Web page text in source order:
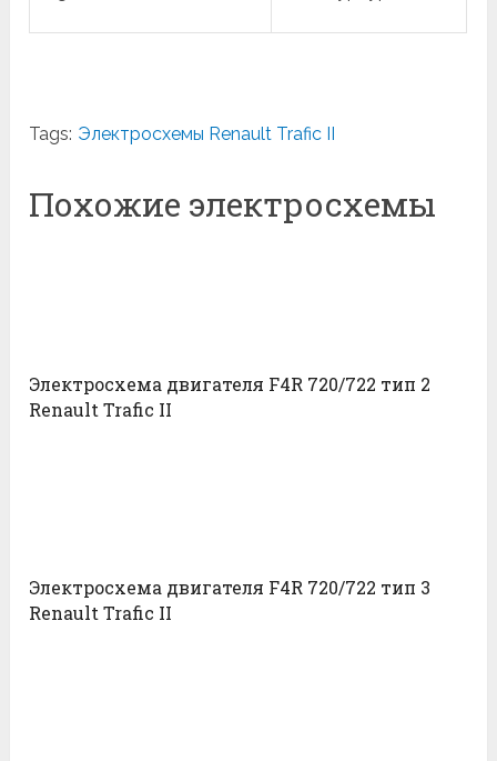
Tags: Электросхемы Renault Trafic II
Похожие электросхемы
Электросхема двигателя F4R 720/722 тип 2
Renault Trafic II
Электросхема двигателя F4R 720/722 тип 3
Renault Trafic II